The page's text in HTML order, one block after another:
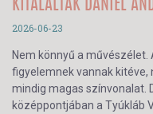
KITÁLALTAK DÁNIEL
2026-06-23
Nem könnyű a
figyelemnek vannak kitéve,
mindig magas színvonalat.
középpontjában a Tyúkláb